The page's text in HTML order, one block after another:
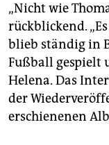
„Nicht wie
rückblickend.
blieb ständig in
Fußball gespielt
Helena. Das
der
erschienenen